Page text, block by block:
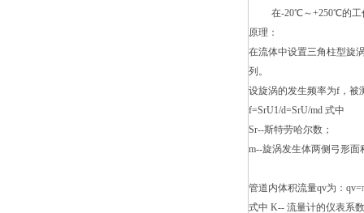
在-20℃～+250℃的工
原理：
在流体中设置三角柱型旋
列。
设旋涡的发生频率为f，被
f=SrU1/d=SrU/md 式中
Sr--斯特劳哈尔数；
m--旋涡发生体两侧弓形
管道内体积流量
式中 K-- 流量计的仪表系